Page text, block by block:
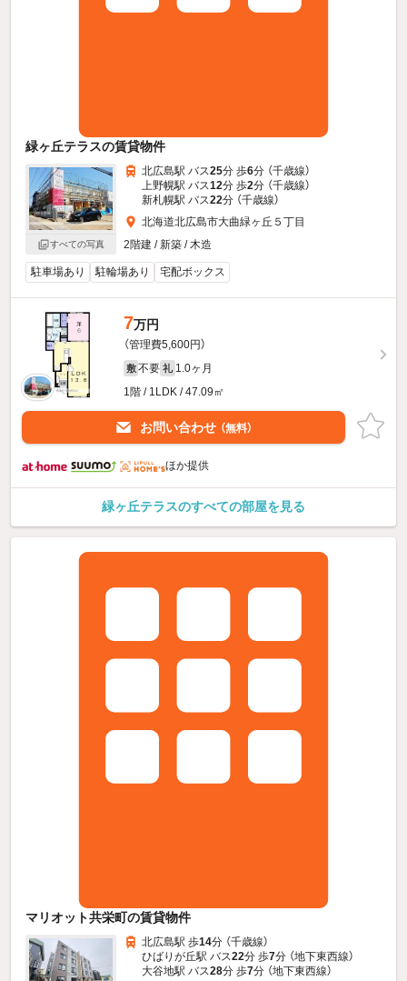
緑ヶ丘テラスの賃貸物件
すべての写真
北広島駅 バス25分 歩6分 （千歳線）
上野幌駅 バス12分 歩2分 （千歳線）
新札幌駅 バス22分 （千歳線）
北海道北広島市大曲緑ヶ丘５丁目
2階建 / 新築 / 木造
駐車場あり 駐輪場あり 宅配ボックス
7万円
（管理費5,600円）
敷 不要 礼 1.0ヶ月
1階 / 1LDK / 47.09㎡
お問い合わせ （無料）
ほか提供
緑ヶ丘テラスのすべての部屋を見る
マリオット共栄町の賃貸物件
北広島駅 歩14分 （千歳線）
ひばりが丘駅 バス22分 歩7分 （地下東西線）
大谷地駅 バス28分 歩7分 （地下東西線）